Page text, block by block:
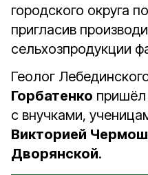
городского округа
пригласив
сельхозпродукции
Геолог
Горбатенко пришёл
с внучками,
Викторией
Дворянской.